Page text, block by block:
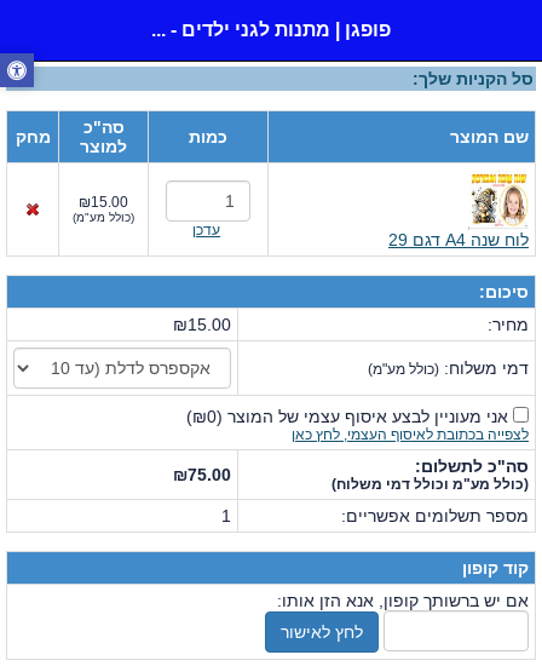
פופגן | מתנות לגני ילדים - ...
סל הקניות שלך:
שם המוצר כמות
סה"כ
למוצר
מחק
לוח שנה A4 דגם 29 עדכן
₪15.00
(כולל מע"מ)
סיכום:
מחיר:
₪15.00
דמי משלוח: (כולל מע"מ)
אני מעוניין לבצע איסוף עצמי של המוצר (
₪0
)
לצפייה בכתובת לאיסוף העצמי, לחץ כאן
סה"כ לתשלום:
(כולל מע"מ וכולל דמי משלוח) ₪75.00
מספר תשלומים אפשריים: 1
קוד קופון
אם יש ברשותך קופון, אנא הזן אותו:
לחץ לאישור